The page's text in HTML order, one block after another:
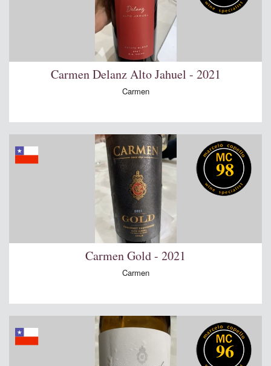
Carmen Delanz Alto Jahuel - 2021
Carmen
98
Carmen Gold - 2021
Carmen
96